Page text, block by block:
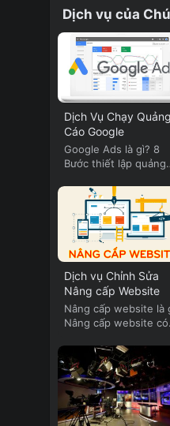
Dịch vụ của
Dịch Vụ Chạy Quảng
Cáo Google
Google Ads là gì? 8
Bước thiết lập quảng
Dịch vụ Chỉnh Sửa
Nâng cấp Website
Nâng cấp website là
Nâng cấp website có